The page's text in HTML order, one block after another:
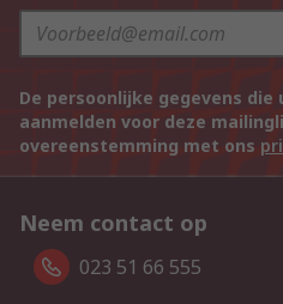
De persoonlijke gegevens
aanmelden voor deze
overeenstemming met ons
Neem contact op
023 51 66 555